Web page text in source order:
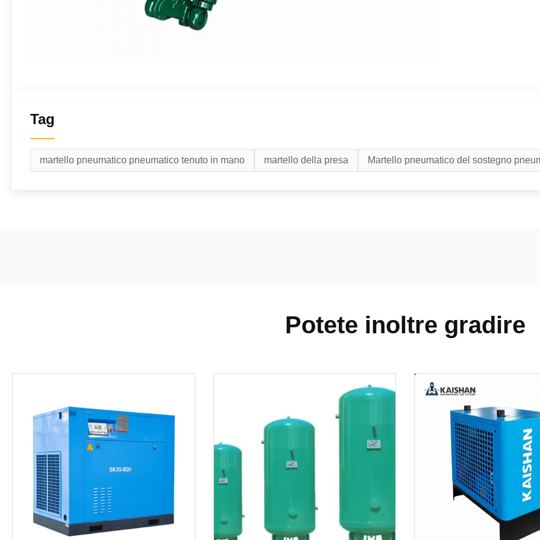
Tag
martello pneumatico pneumatico tenuto in mano martello della presa Martello pneumatico del sostegno
Potete inoltre gradire